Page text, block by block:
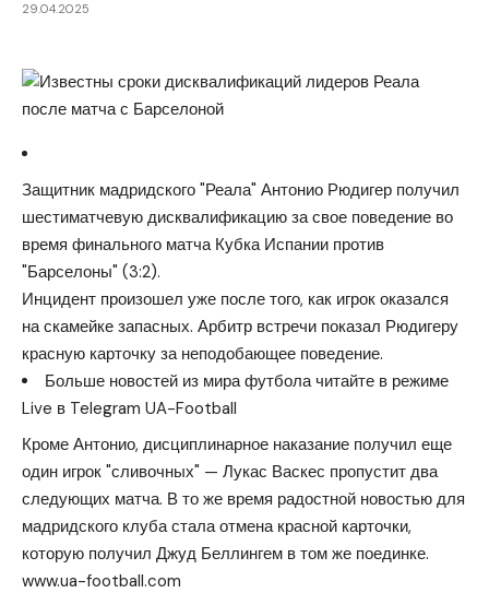
29.04.2025
Защитник мадридского "Реала" Антонио Рюдигер получил
шестиматчевую дисквалификацию за свое поведение во
время финального матча Кубка Испании против
"Барселоны" (3:2).
Инцидент произошел уже после того, как игрок оказался
на скамейке запасных. Арбитр встречи показал Рюдигеру
красную карточку за неподобающее поведение.
Больше новостей из мира футбола читайте в режиме
Live в Telegram UA-Football
Кроме Антонио, дисциплинарное наказание получил еще
один игрок "сливочных" — Лукас Васкес пропустит два
следующих матча. В то же время радостной новостью для
мадридского клуба стала отмена красной карточки,
которую получил Джуд Беллингем в том же поединке.
www.ua-football.com